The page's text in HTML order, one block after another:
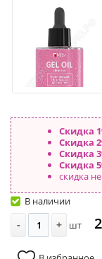
Скидка
Скидка
Скидка
Скидка
скидка
В наличии
- + шт